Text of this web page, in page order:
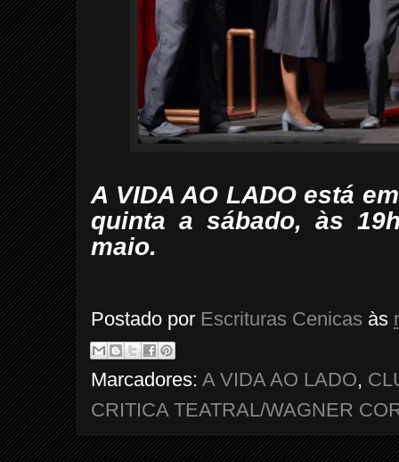
A VIDA AO LADO está
quinta a sábado, às
maio.
Postado por Escrituras Cenicas às
Marcadores: A VIDA AO LADO,
CRITICA TEATRAL/WAGNER